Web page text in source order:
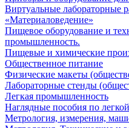
Виртуальные лабораторные
«Материаловедение»
Пищевое оборудование и
промышленность.
Пищевые и химические
Общественное питание
Физические макеты
Лабораторные стенды
Легкая промышленность
Наглядные пособия по
Метрология, измерения,